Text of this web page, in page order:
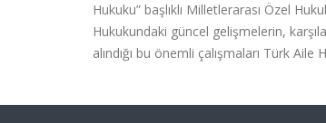
Hukuku” başlıklı Milletlerarası Özel
Hukukundaki güncel gelişmelerin,
alındığı bu önemli çalışmaları Türk Aile